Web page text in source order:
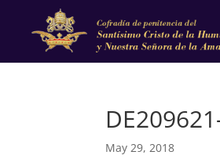
May 29, 2018